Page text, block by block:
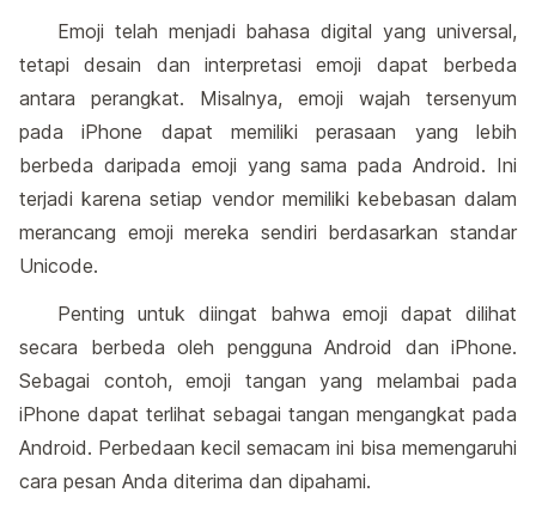
Emoji telah menjadi bahasa digital yang universal,
tetapi desain dan interpretasi emoji dapat berbeda
antara perangkat. Misalnya, emoji wajah tersenyum
pada iPhone dapat memiliki perasaan yang lebih
berbeda daripada emoji yang sama pada Android. Ini
terjadi karena setiap vendor memiliki kebebasan dalam
merancang emoji mereka sendiri berdasarkan standar
Unicode.
Penting untuk diingat bahwa emoji dapat dilihat
secara berbeda oleh pengguna Android dan iPhone.
Sebagai contoh, emoji tangan yang melambai pada
iPhone dapat terlihat sebagai tangan mengangkat pada
Android. Perbedaan kecil semacam ini bisa memengaruhi
cara pesan Anda diterima dan dipahami.